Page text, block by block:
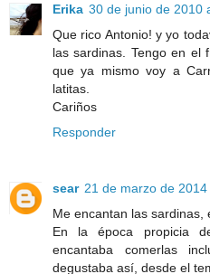
Erika 30 de junio de 2010
Que rico Antonio! y yo
las sardinas. Tengo en el
que ya mismo voy a
latitas.
Cariños
Responder
sear 21 de marzo de
Me encantan las sardinas,
En la época propicia
encantaba comerlas
degustaba así, desde el